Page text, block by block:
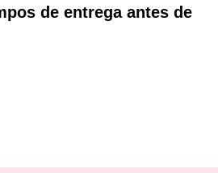
de entrega antes de